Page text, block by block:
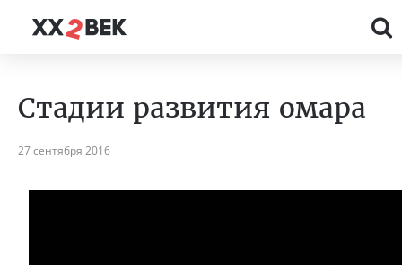
Стадии развития омара
27 сентября 2016